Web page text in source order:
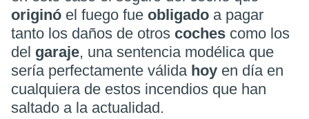
originó el fuego fue obligado a pagar
tanto los daños de otros coches como los
del garaje, una sentencia modélica que
sería perfectamente válida hoy en día en
cualquiera de estos incendios que han
saltado a la actualidad.